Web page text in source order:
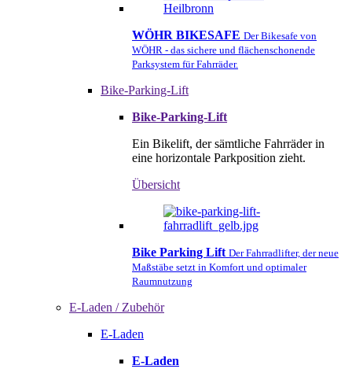
WÖHR BIKESAFE Der Bikesafe von
WÖHR - das sichere und flächenschonende
Parksystem für Fahrräder.
Bike-Parking-Lift
Bike-Parking-Lift
Ein Bikelift, der sämtliche Fahrräder in
eine horizontale Parkposition zieht.
Übersicht
Bike Parking Lift Der Fahrradlifter, der neue
Maßstäbe setzt in Komfort und optimaler
Raumnutzung
E-Laden / Zubehör
E-Laden
E-Laden